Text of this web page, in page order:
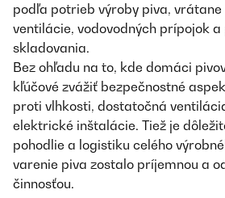
podľa potrieb výroby piva,
ventilácie, vodovodných prípojok
skladovania.
Bez ohľadu na to, kde domáci
kľúčové zvážiť bezpečnostné
proti vlhkosti, dostatočná
elektrické inštalácie. Tiež je
pohodlie a logistiku celého
varenie piva zostalo príjemnou a
činnosťou.